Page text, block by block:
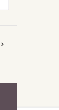
